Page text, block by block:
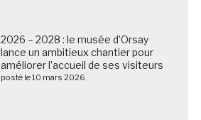
2026 – 2028 : le musée d’Orsay
lance un ambitieux chantier pour
améliorer l’accueil de ses visiteurs
posté le 10 mars 2026